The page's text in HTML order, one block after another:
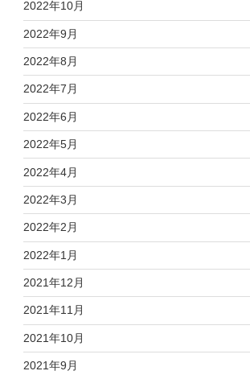
2022年10月
2022年9月
2022年8月
2022年7月
2022年6月
2022年5月
2022年4月
2022年3月
2022年2月
2022年1月
2021年12月
2021年11月
2021年10月
2021年9月